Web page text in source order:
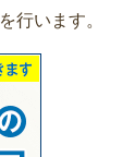
行います。